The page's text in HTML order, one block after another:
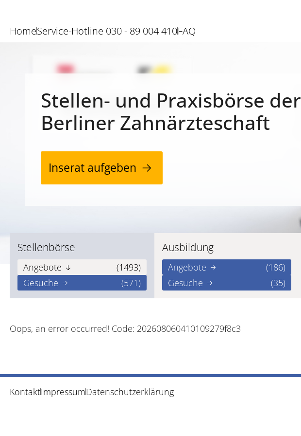
HomeService-Hotline 030 - 89 004 410FAQ
Stellen- und Praxisbörse der
Berliner Zahnärzteschaft
Inserat aufgeben
Stellenbörse
Angebote
(1493)
Gesuche
(571)
Ausbildung
Angebote
(186)
Gesuche
(35)
Oops, an error occurred! Code: 202608060410109279f8c3
KontaktImpressumDatenschutzerklärung